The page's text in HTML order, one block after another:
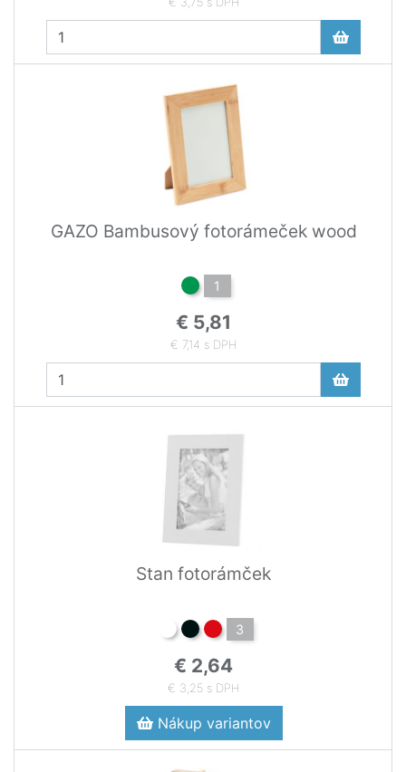
GAZO Bambusový fotorámeček wood
1
€ 5,81
€ 7,14 s DPH
Stan fotorámček
3
€ 2,64
€ 3,25 s DPH
Nákup variantov